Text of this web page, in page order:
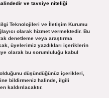
ve tavsiye niteliği
Teknolojileri ve İletişim Kurumu
olarak hizmet vermektedir. Bu
denetleme veya araştırma
üyelerimiz yazdıkları içeriklerin
olarak bu sorumluluğu kabul
düşündüğünüz içerikleri,
bildirmeniz halinde, ilgili
kaldırılacaktır.